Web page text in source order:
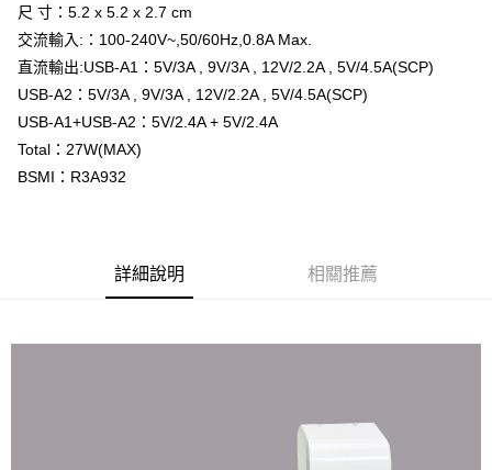
結帳頁面，進行簡訊認證並確認金額後，即可完成結帳。
２．訂單成立數日內，您將收到繳費通知簡訊。
３．收到繳費通知簡訊後14天內，點擊此簡訊中的連結，可透過四大超商／
ATM／網路銀行／等多元方式進行付款，方視為交易完成。
※ 請注意：結帳手續完成當下不需立刻繳費，但若您需要取消訂單，請聯絡
後付繳納相關費用。
※ 交易是否成功請以「AFTEE先享後付 」之結帳頁面顯示為準，若有關於
是否繳費成功／繳費後需取消欲退款等相關疑問，請聯繫「AFTEE先享後付
易，需依本服務之必要範圍內提供個人資料，並將交易相關給付款項請求債
３．未成年的使用者請事先徵得法定代理人或監護人之同意方可使用
時審查核予不同之上限額度；若仍有額度不足之情形，本公司將視審查結果
付款後全家取貨
每筆NT$60，滿NT$499(含以上)免運費
7-11取貨付款
付款後7-11取貨
每筆NT$60，滿NT$499(含以上)免運費
尺 寸：5.2 x 5.2 x 2.7 cm
交流輸入:：100-240V~,50/60Hz,0.8A Max.
直流輸出:USB-A1：5V/3A , 9V/3A , 12V/2.2A , 5V/4.5A(SCP)
USB-A2：5V/3A , 9V/3A , 12V/2.2A , 5V/4.5A(SCP)
USB-A1+USB-A2：5V/2.4A + 5V/2.4A
Total：27W(MAX)
BSMI：R3A932
詳細說明 相關推薦